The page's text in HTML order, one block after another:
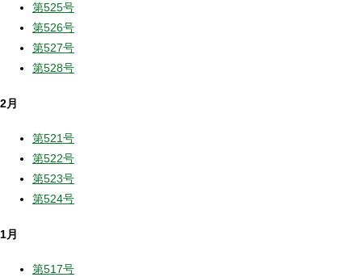
第525号
第526号
第527号
第528号
2月
第521号
第522号
第523号
第524号
1月
第517号